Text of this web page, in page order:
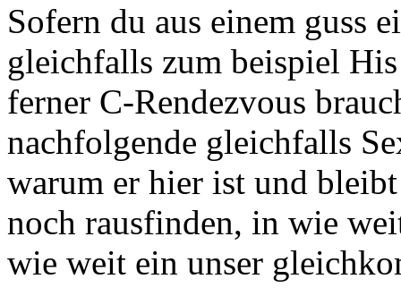
Sofern du aus einem guss
gleichfalls zum beispiel
ferner C-Rendezvous
nachfolgende gleichfalls
warum er hier ist und
noch rausfinden, in wie
wie weit ein unser